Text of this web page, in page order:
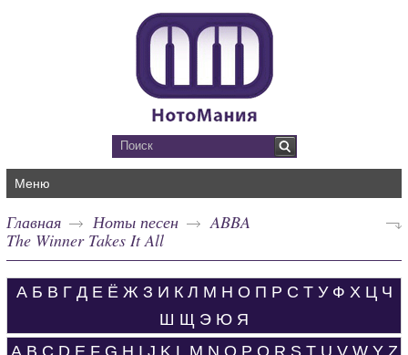
Меню
Главная Ноты песен
ABBA
The Winner Takes It All
А Б В Г Д Е Ё Ж З И К Л М Н О П Р С Т У Ф Х Ц Ч
Ш Щ Э Ю Я
A B C D E F G H I J K L M N O P Q R S T U V W Y Z